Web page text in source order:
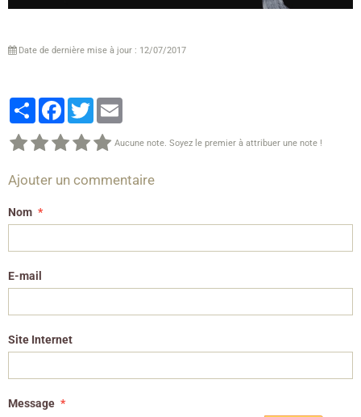
Date de dernière mise à jour : 12/07/2017
PartagerFacebook
Twitter
Aucune note. Soyez le premier à attribuer une note !
Ajouter un commentaire
Nom
E-mail
Site Internet
Message